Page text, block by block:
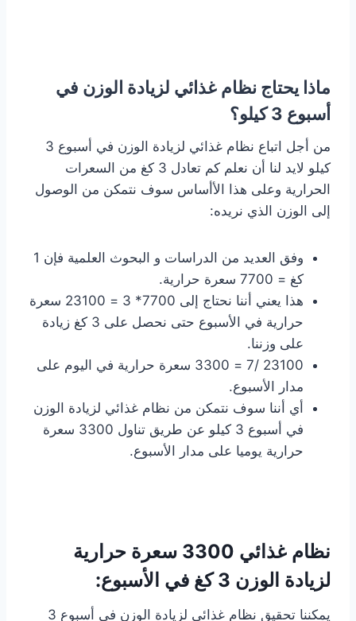
ماذا يحتاج نظام غذائي لزيادة الوزن في
أسبوع 3 كيلو؟
من أجل اتباع نظام غذائي لزيادة الوزن في أسبوع 3
كيلو لايد لنا أن نعلم كم تعادل 3 كغ من السعرات
الحرارية وعلى هذا الأأساس سوف نتمكن من الوصول
إلى الوزن الذي نريده:
وفق العديد من الدراسات و البحوث العلمية فإن 1
كغ = 7700 سعرة حرارية.
هذا يعني أننا نحتاج إلى 7700* 3 = 23100 سعرة
حرارية في الأسبوع حتى نحصل على 3 كغ زيادة
على وزننا.
23100 /7 = 3300 سعرة حرارية في اليوم على
مدار الأسبوع.
أي أننا سوف نتمكن من نظام غذائي لزيادة الوزن
في أسبوع 3 كيلو عن طريق تناول 3300 سعرة
حرارية يوميا على مدار الأسبوع.
نظام غذائي 3300 سعرة حرارية
لزيادة الوزن 3 كغ في الأسبوع:
يمكننا تحقيق نظام غذائي لزيادة الوزن في أسبوع 3